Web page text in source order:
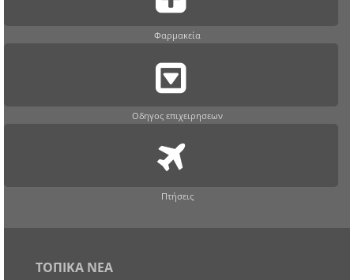
Φαρμακεία
Οδηγος επιχειρησεων
Πτήσεις
ΤΟΠΙΚΑ ΝΕΑ